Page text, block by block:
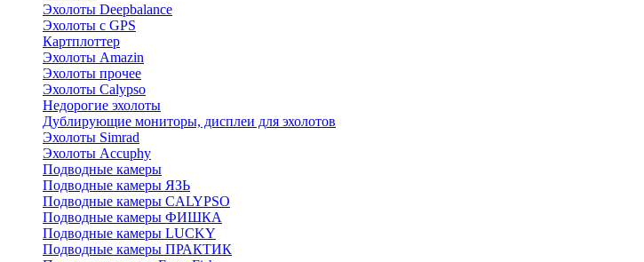
Эхолоты Deepbalance
Эхолоты с GPS
Картплоттер
Эхолоты Amazin
Эхолоты прочее
Эхолоты Calypso
Недорогие эхолоты
Дублирующие мониторы, дисплеи для эхолотов
Эхолоты Simrad
Эхолоты Accuphy
Подводные камеры
Подводные камеры ЯЗЬ
Подводные камеры CALYPSO
Подводные камеры ФИШКА
Подводные камеры LUCKY
Подводные камеры ПРАКТИК